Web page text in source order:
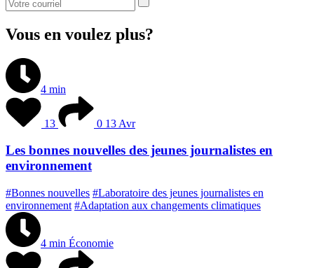
Vous en voulez plus?
4 min
13 0 13 Avr
Les bonnes nouvelles des jeunes journalistes en
environnement
#Bonnes nouvelles #Laboratoire des jeunes journalistes en
environnement #Adaptation aux changements climatiques
4 min Économie